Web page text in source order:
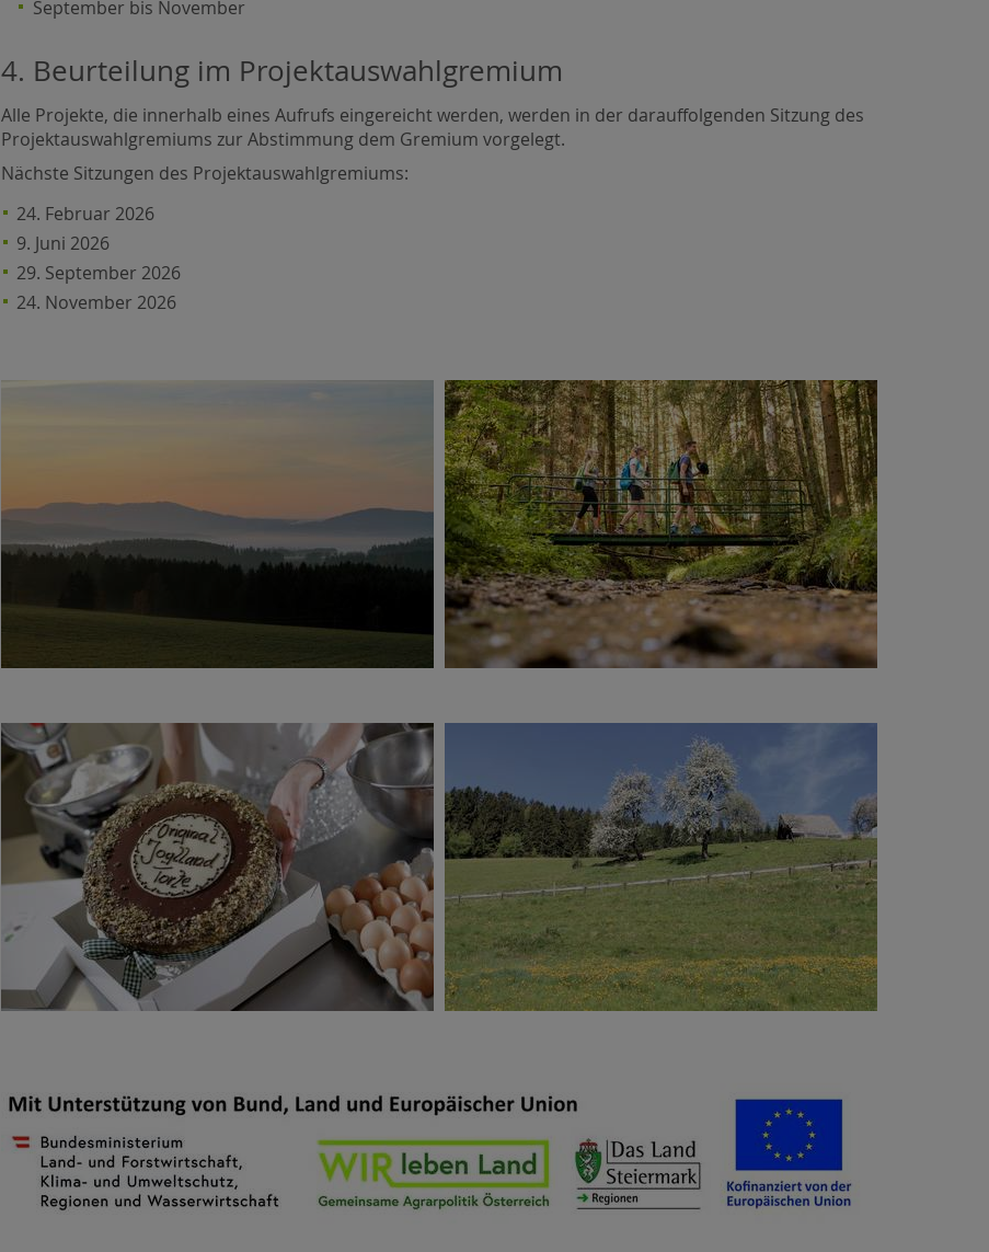
September bis November
4. Beurteilung im Projektauswahlgremium
Alle Projekte, die innerhalb eines Aufrufs eingereicht werden, werden in der darauffolgenden Sitzung des
Projektauswahlgremiums zur Abstimmung dem Gremium vorgelegt.
Nächste Sitzungen des Projektauswahlgremiums:
24. Februar 2026
9. Juni 2026
29. September 2026
24. November 2026